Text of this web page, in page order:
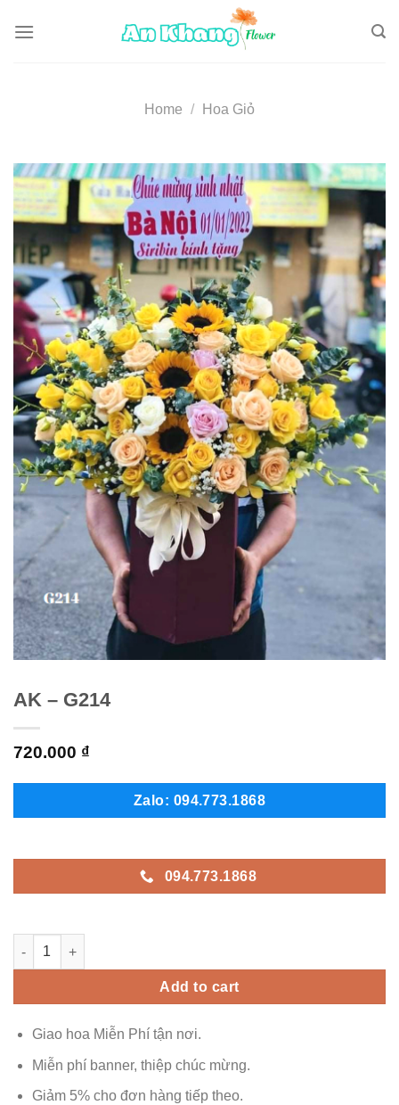
Home / Hoa Giỏ
AK – G214
720.000 ₫
Zalo: 094.773.1868
094.773.1868
AK - G214 quantity
Add to cart
Giao hoa Miễn Phí tận nơi.
Miễn phí banner, thiệp chúc mừng.
Giảm 5% cho đơn hàng tiếp theo.